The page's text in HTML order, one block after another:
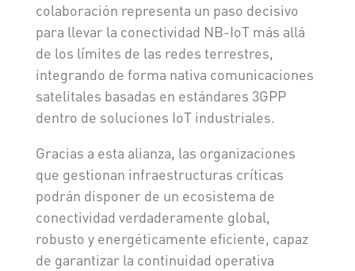
colaboración representa un paso decisivo
para llevar la conectividad NB-IoT más allá
de los límites de las redes terrestres,
integrando de forma nativa comunicaciones
satelitales basadas en estándares 3GPP
dentro de soluciones IoT industriales.
Gracias a esta alianza, las organizaciones
que gestionan infraestructuras críticas
podrán disponer de un ecosistema de
conectividad verdaderamente global,
robusto y energéticamente eficiente, capaz
de garantizar la continuidad operativa